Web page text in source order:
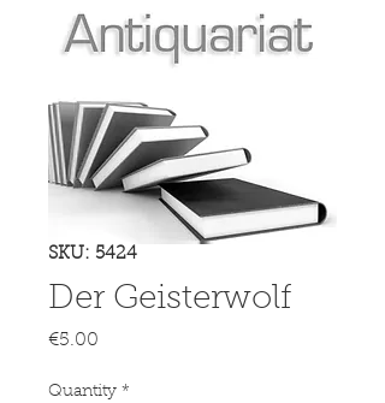
SKU: 5424
Der Geisterwolf
€5.00
Quantity *